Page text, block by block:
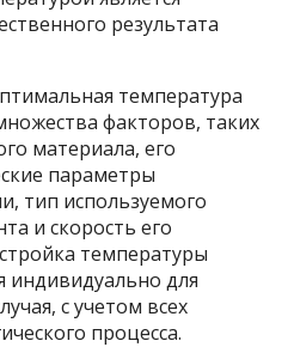
результата
температура
факторов, таких
материала, его
параметры
тип используемого
и скорость его
температуры
индивидуально для
с учетом всех
процесса.